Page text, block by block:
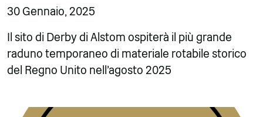
30 Gennaio, 2025
Il sito di Derby di Alstom ospiterà il più grande
raduno temporaneo di materiale rotabile storico
del Regno Unito nell'agosto 2025